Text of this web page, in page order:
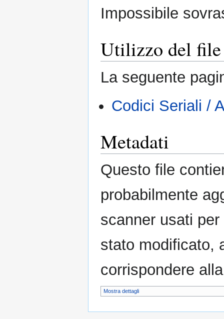
Impossibile
Utilizzo del file
La seguente
Codici Seriali /
Metadati
Questo file
probabilmente
scanner usati
stato modificato,
corrispondere
Mostra dettagli